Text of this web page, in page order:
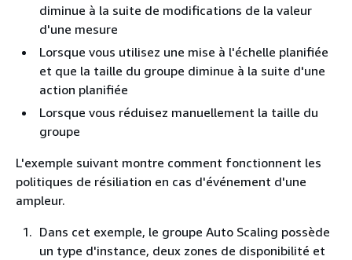
diminue à la suite de modifications de la valeur
d'une mesure
Lorsque vous utilisez une mise à l'échelle planifiée
et que la taille du groupe diminue à la suite d'une
action planifiée
Lorsque vous réduisez manuellement la taille du
groupe
L'exemple suivant montre comment fonctionnent les
politiques de résiliation en cas d'événement d'une
ampleur.
Dans cet exemple, le groupe Auto Scaling possède
un type d'instance, deux zones de disponibilité et